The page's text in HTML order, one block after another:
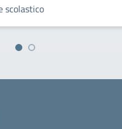
scolastico